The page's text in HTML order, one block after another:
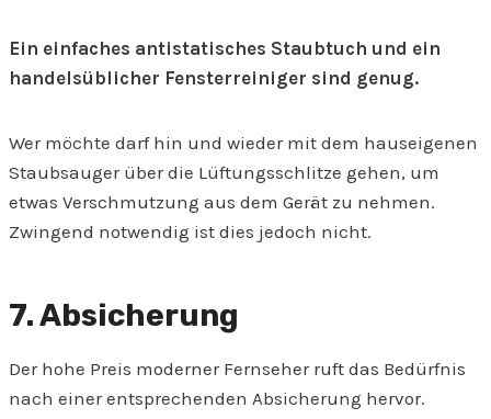
Ein einfaches antistatisches Staubtuch und ein
handelsüblicher Fensterreiniger sind genug.
Wer möchte darf hin und wieder mit dem hauseigenen
Staubsauger über die Lüftungsschlitze gehen, um
etwas Verschmutzung aus dem Gerät zu nehmen.
Zwingend notwendig ist dies jedoch nicht.
7. Absicherung
Der hohe Preis moderner Fernseher ruft das Bedürfnis
nach einer entsprechenden Absicherung hervor.